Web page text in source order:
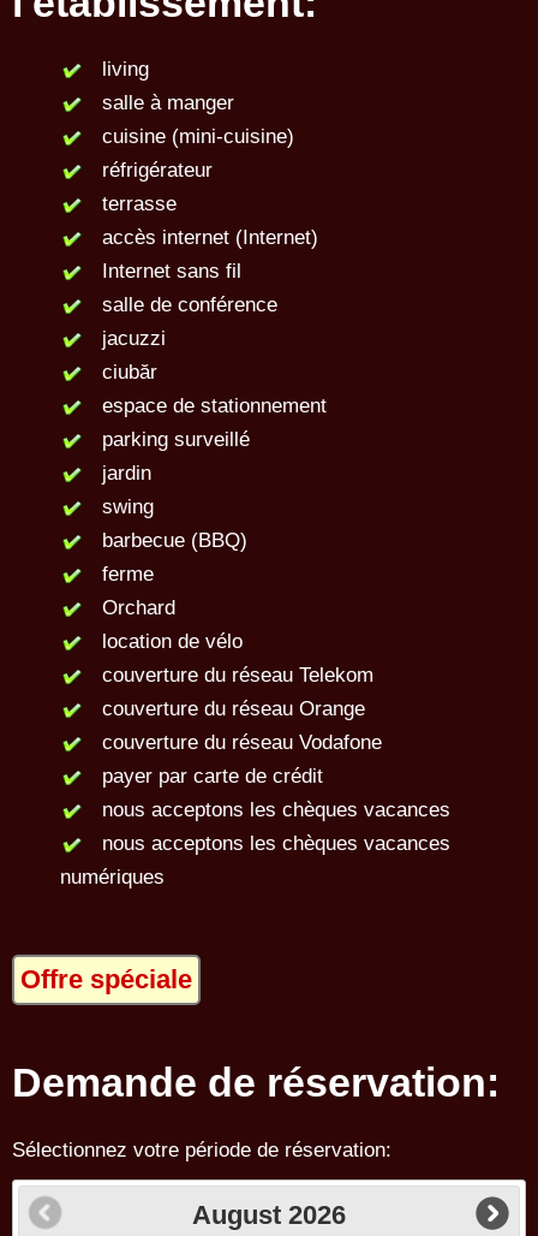
living
salle à manger
cuisine (mini-cuisine)
réfrigérateur
terrasse
accès internet (Internet)
Internet sans fil
salle de conférence
jacuzzi
ciubăr
espace de stationnement
parking surveillé
jardin
swing
barbecue (BBQ)
ferme
Orchard
location de vélo
couverture du réseau Telekom
couverture du réseau Orange
couverture du réseau Vodafone
payer par carte de crédit
nous acceptons les chèques vacances
nous acceptons les chèques vacances
numériques
Offre spéciale
Demande de réservation:
Sélectionnez votre période de réservation:
August 2026